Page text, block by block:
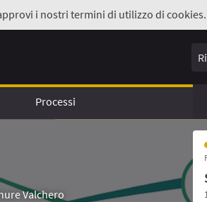
i nostri termini di utilizzo di
Processi
Valchero